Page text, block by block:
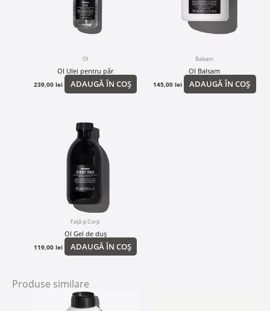
OI
OI Ulei pentru păr
239,00lei ADAUGĂ ÎN COȘ
Balsam
OI Balsam
145,00 lei ADAUGĂ ÎN COȘ
Față și Corp
OI Gel de duș
119,00lei ADAUGĂ ÎN COȘ
Produse similare